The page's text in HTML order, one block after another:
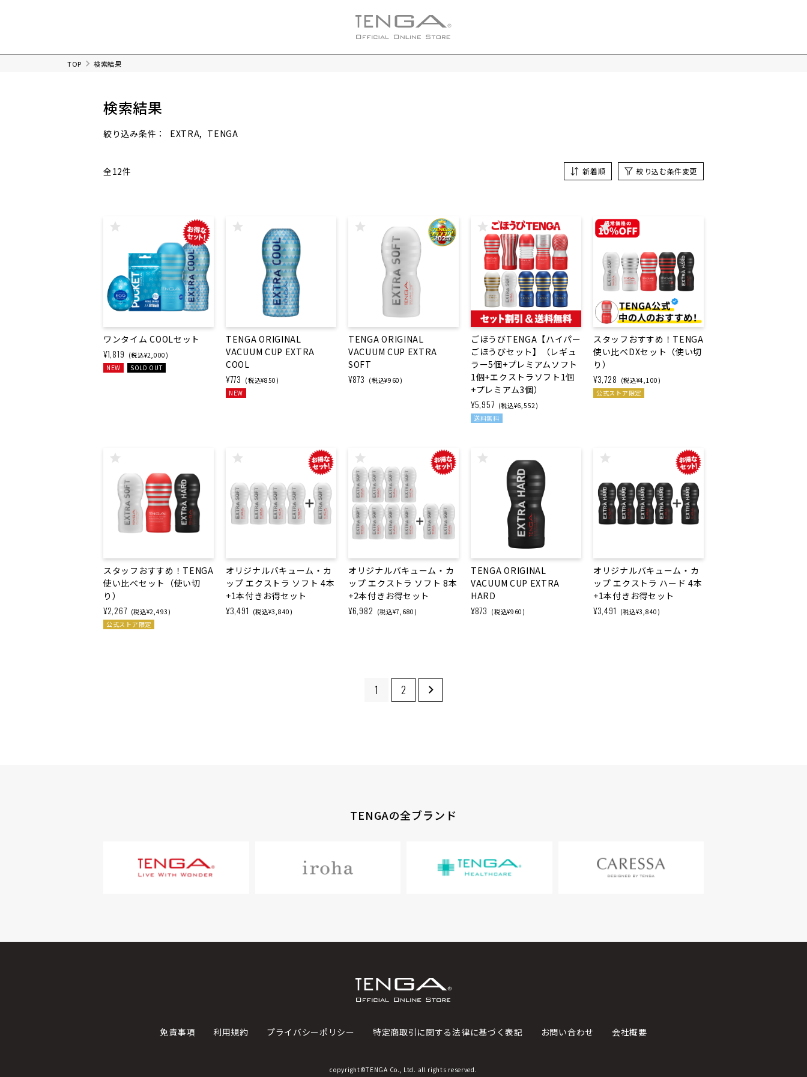
TOP 検索結果
検索結果
絞り込み条件： EXTRA TENGA
全12件 新着順 絞り込む条件変更
ワンタイム COOLセット
¥1,819 (税込¥2,000)
NEW
SOLD OUT
TENGA ORIGINAL
VACUUM CUP EXTRA
COOL
¥773 (税込¥850)
NEW
TENGA ORIGINAL
VACUUM CUP EXTRA
SOFT
¥873 (税込¥960)
ごほうびTENGA【ハイパー
ごほうびセット】（レギュ
ラー5個+プレミアムソフト
1個+エクストラソフト1個
+プレミアム3個）
¥5,957 (税込¥6,552)
送料無料
スタッフおすすめ！TENGA
使い比べDXセット（使い切
り）
¥3,728 (税込¥4,100)
公式ストア限定
スタッフおすすめ！TENGA
使い比べセット（使い切
り）
¥2,267 (税込¥2,493)
公式ストア限定
オリジナルバキューム・カ
ップ エクストラ ソフト 4本
+1本付きお得セット
¥3,491 (税込¥3,840)
オリジナルバキューム・カ
ップ エクストラ ソフト 8本
+2本付きお得セット
¥6,982 (税込¥7,680)
TENGA ORIGINAL
VACUUM CUP EXTRA
HARD
¥873 (税込¥960)
オリジナルバキューム・カ
ップ エクストラ ハード 4本
+1本付きお得セット
¥3,491 (税込¥3,840)
1 2
TENGAの全ブランド
免責事項 利用規約 プライバシーポリシー 特定商取引に関する法律に基づく表記 お問い合わせ 会社概要
copyright©TENGA Co., Ltd. all rights reserved.